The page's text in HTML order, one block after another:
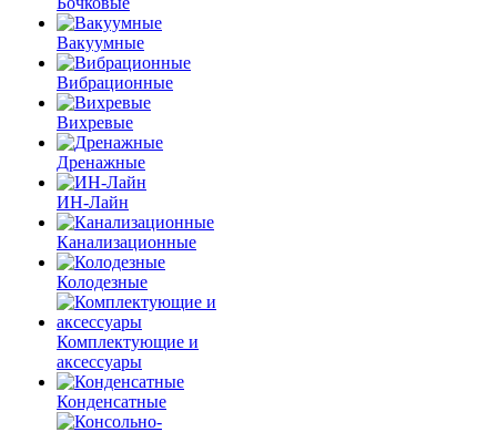
Вакуумные
Вибрационные
Вихревые
Дренажные
ИН-Лайн
Канализационные
Колодезные
Комплектующие и
аксессуары
Конденсатные